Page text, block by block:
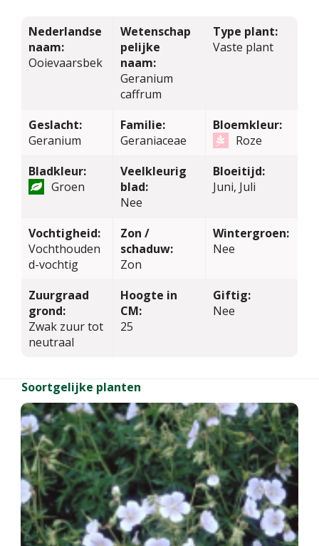
Nederlandse
naam:
Ooievaarsbek
Wetenschap
pelijke
naam:
Geranium
caffrum
Type plant:
Vaste plant
Geslacht:
Geranium
Familie:
Geraniaceae
Bloemkleur:
Roze
Bladkleur:
Groen
Veelkleurig
blad:
Nee
Bloeitijd:
Juni, Juli
Vochtigheid:
Vochthouden
d-vochtig
Zon /
schaduw:
Zon
Wintergroen:
Nee
Zuurgraad
grond:
Zwak zuur tot
neutraal
Hoogte in
CM:
25
Giftig:
Nee
Soortgelijke planten